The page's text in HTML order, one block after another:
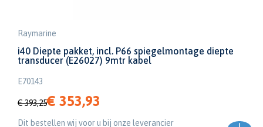
Raymarine
i40 Diepte pakket, incl. P66 spiegelmontage diepte
transducer (E26027) 9mtr kabel
E70143
€ 393,25€ 353,93
Dit bestellen wij voor u bij onze leverancier